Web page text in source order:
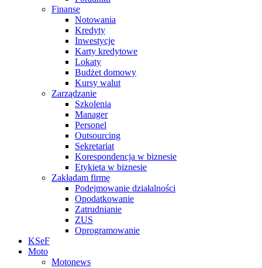
Finanse
Notowania
Kredyty
Inwestycje
Karty kredytowe
Lokaty
Budżet domowy
Kursy walut
Zarządzanie
Szkolenia
Manager
Personel
Outsourcing
Sekretariat
Korespondencja w biznesie
Etykieta w biznesie
Zakładam firmę
Podejmowanie działalności
Opodatkowanie
Zatrudnianie
ZUS
Oprogramowanie
KSeF
Moto
Motonews